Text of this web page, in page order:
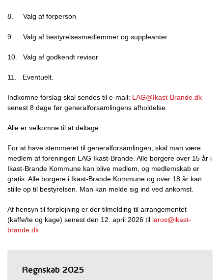
8. Valg af forperson
9. Valg af bestyrelsesmedlemmer og suppleanter
10. Valg af godkendt revisor
11. Eventuelt.
Indkomne forslag skal sendes til e-mail: LAG@Ikast-Brande.dk
senest 8 dage før generalforsamlingens afholdelse.
Alle er velkomne til at deltage.
For at have stemmeret til generalforsamlingen, skal man være
medlem af foreningen LAG Ikast-Brande. Alle borgere over 15 år i
Ikast-Brande Kommune kan blive medlem, og medlemskab er
gratis. Alle borgere i Ikast-Brande Kommune og over 18 år kan
stille op til bestyrelsen. Man kan melde sig ind ved ankomst.
Af hensyn til forplejning er der tilmelding til arrangementet
(kaffe/te og kage) senest den 12. april 2026 til laros@ikast-
brande.dk
Regnskab 2025